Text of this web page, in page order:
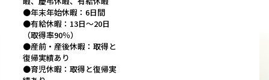
●年末年始休暇：6日間
●有給休暇：13日～20日
（取得率90％）
●産前・産後休暇：取得と
復帰実績あり
●育児休暇：取得と復帰実